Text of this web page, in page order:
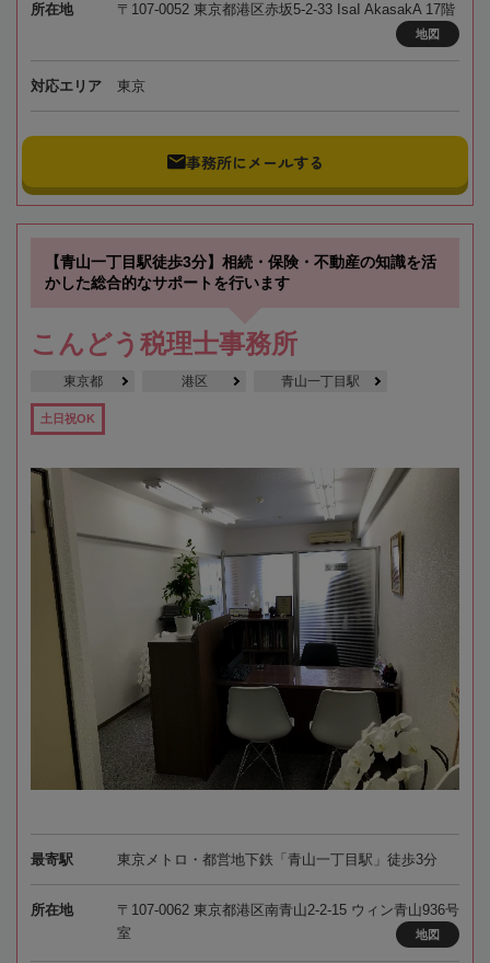
所在地 〒107-0052 東京都港区赤坂5-2-33 IsaI AkasakA 17階
地図
対応エリア 東京
事務所にメールする
【青山一丁目駅徒歩3分】相続・保険・不動産の知識を活
かした総合的なサポートを行います
こんどう税理士事務所
東京都 港区 青山一丁目駅
土日祝OK
最寄駅 東京メトロ・都営地下鉄「青山一丁目駅」徒歩3分
所在地
〒107-0062 東京都港区南青山2-2-15 ウィン青山936号
室
地図